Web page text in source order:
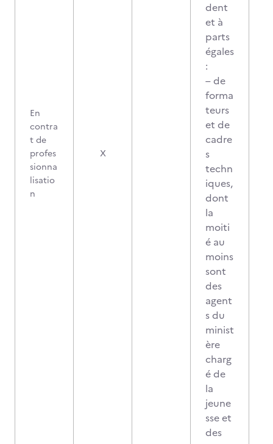
En
contra
t de
profes
sionna
lisatio
n
X
dent
et à
parts
égales
:
– de
forma
teurs
et de
cadre
s
techn
iques,
dont
la
moiti
é au
moins
sont
des
agent
s du
minist
ère
charg
é de
la
jeune
sse et
des